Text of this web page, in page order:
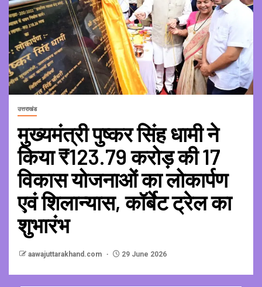
उत्तराखंड
मुख्यमंत्री पुष्कर सिंह धामी ने
किया ₹123.79 करोड़ की 17
विकास योजनाओं का लोकार्पण
एवं शिलान्यास, कॉर्बेट ट्रेल का
शुभारंभ
aawajuttarakhand.com 29 June 2026